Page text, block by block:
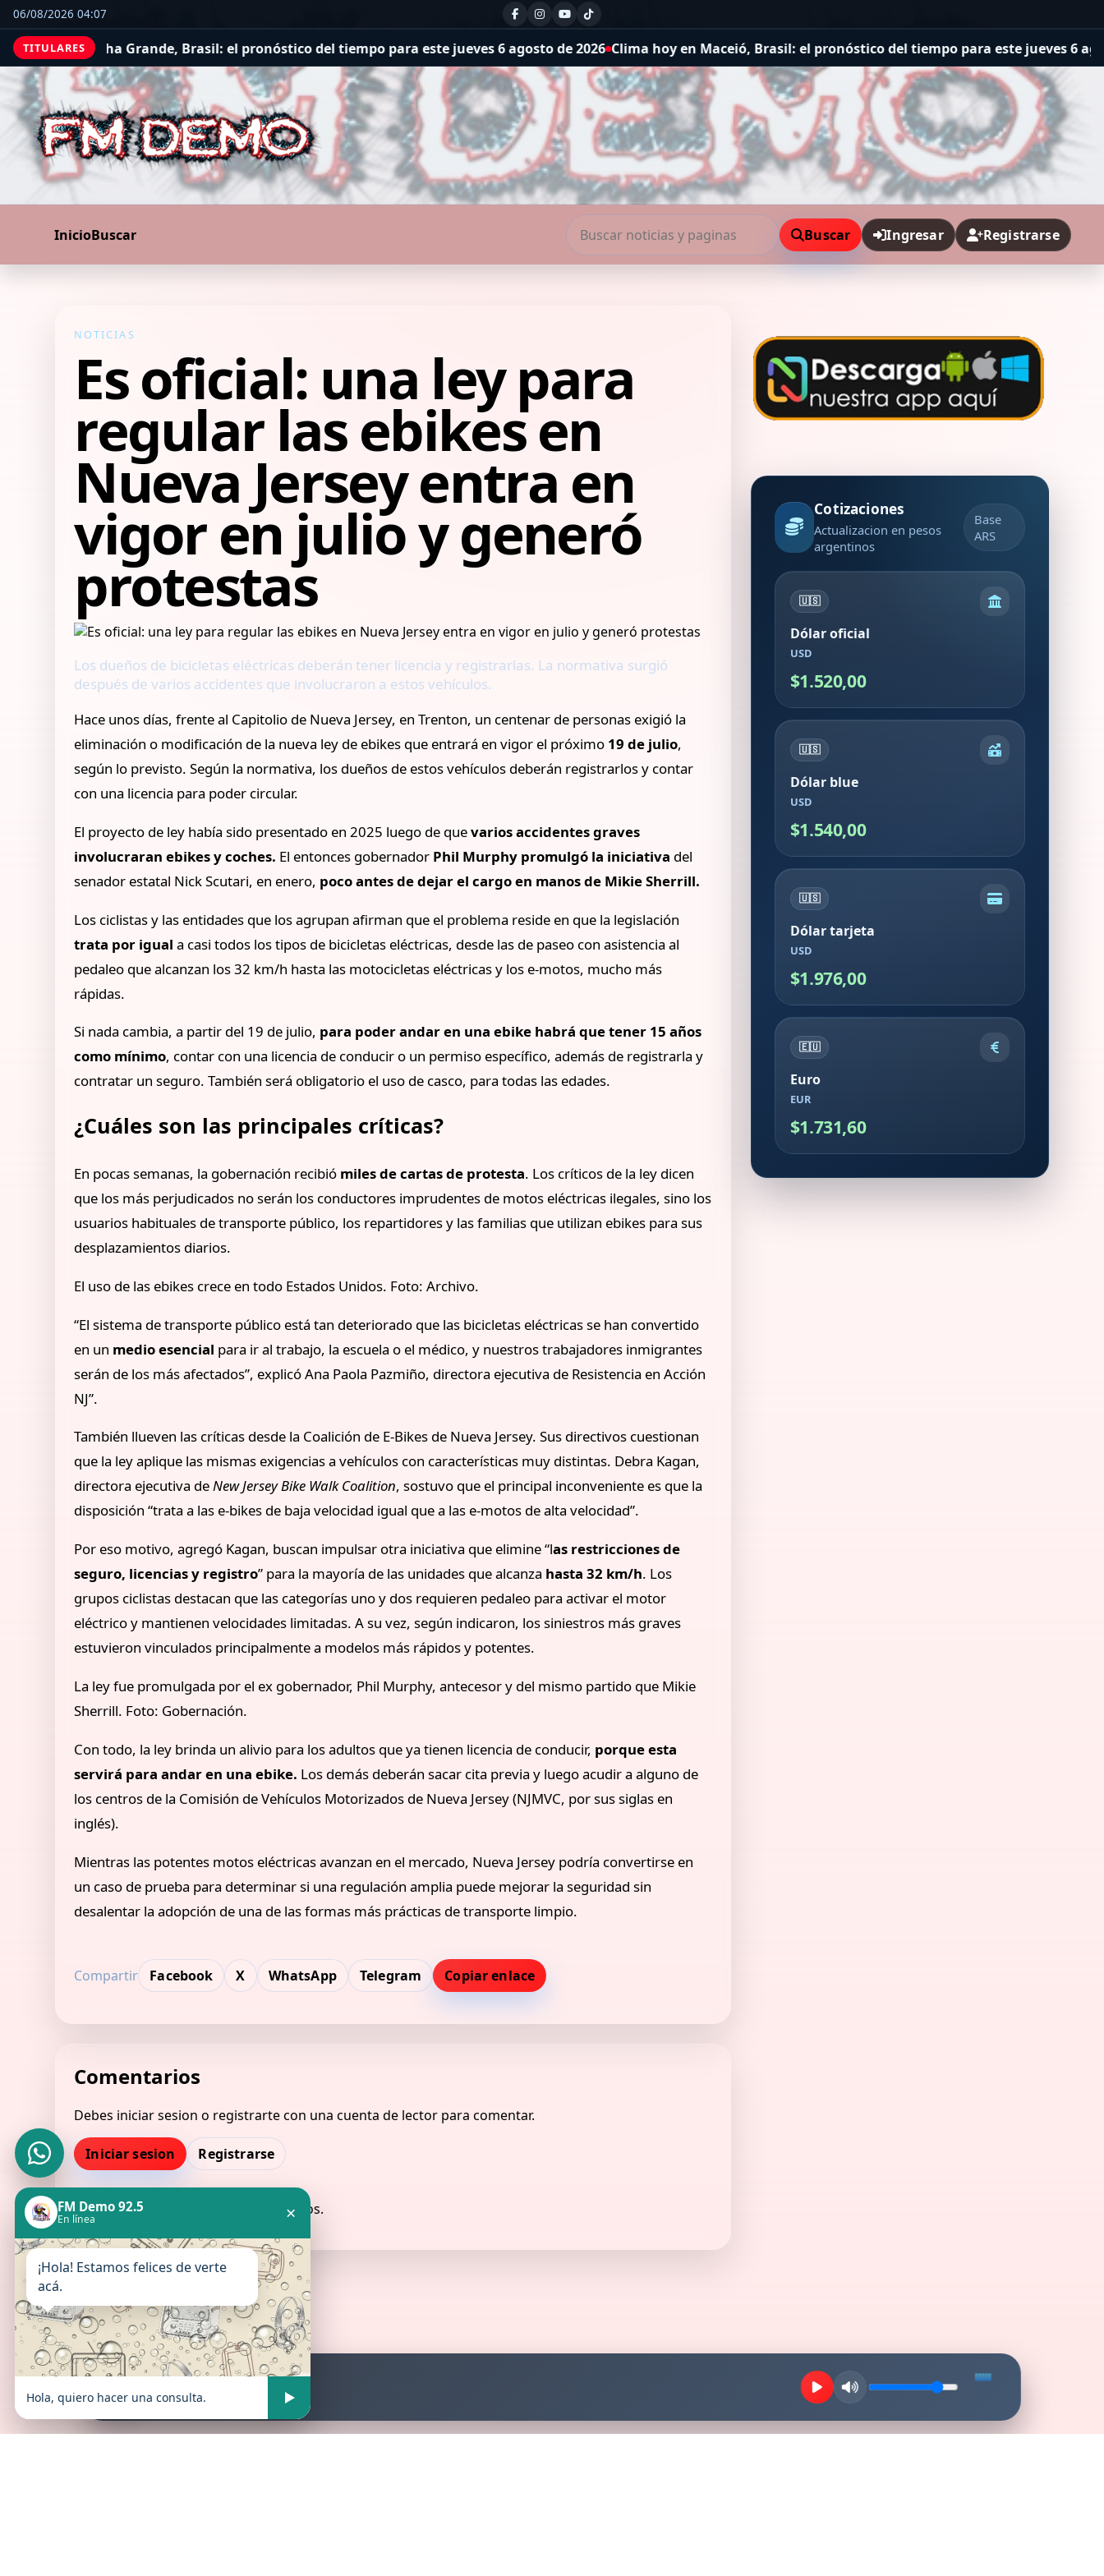
06/08/2026 04:07
TITULARES
Grande, Brasil: el pronóstico del tiempo para este jueves 6 agosto de 2026 Clima hoy en Maceió, Brasil: el pronóstico del tiempo para este jueves 6 agosto de 2026
InicioBuscar Buscar Ingresar Registrarse
NOTICIAS
Es oficial: una ley para
regular las ebikes en
Nueva Jersey entra en
vigor en julio y generó
protestas
Los dueños de bicicletas eléctricas deberán tener licencia y registrarlas. La normativa surgió
después de varios accidentes que involucraron a estos vehículos.
Hace unos días, frente al Capitolio de Nueva Jersey, en Trenton, un centenar de personas exigió la
eliminación o modificación de la nueva ley de ebikes que entrará en vigor el próximo 19 de julio,
según lo previsto. Según la normativa, los dueños de estos vehículos deberán registrarlos y contar
con una licencia para poder circular.
El proyecto de ley había sido presentado en 2025 luego de quevarios accidentes graves
involucraran ebikes y coches. El entonces gobernador Phil Murphy promulgó la iniciativa del
senador estatal Nick Scutari, en enero, poco antes de dejar el cargo en manos de Mikie Sherrill.
Los ciclistas y las entidades que los agrupan afirman que el problema reside en que la legislación
trata por igual a casi todos los tipos de bicicletas eléctricas, desde las de paseo con asistencia al
pedaleo que alcanzan los 32 km/h hasta las motocicletas eléctricas y los e-motos, mucho más
rápidas.
Si nada cambia, a partir del 19 de julio, para poder andar en una ebike habrá que tener 15 años
como mínimo, contar con una licencia de conducir o un permiso específico, además de registrarla y
contratar un seguro. También será obligatorio el uso de casco, para todas las edades.
¿Cuáles son las principales críticas?
En pocas semanas, la gobernación recibió miles de cartas de protesta. Los críticos de la ley dicen
que los más perjudicados no serán los conductores imprudentes de motos eléctricas ilegales, sino los
usuarios habituales de transporte público, los repartidores y las familias que utilizan ebikes para sus
desplazamientos diarios.
El uso de las ebikes crece en todo Estados Unidos. Foto: Archivo.
“El sistema de transporte público está tan deteriorado que las bicicletas eléctricas se han convertido
en un medio esencial para ir al trabajo, la escuela o el médico, y nuestros trabajadores inmigrantes
serán de los más afectados”, explicó Ana Paola Pazmiño, directora ejecutiva de Resistencia en Acción
NJ”.
También llueven las críticas desde la Coalición de E-Bikes de Nueva Jersey. Sus directivos cuestionan
que la ley aplique las mismas exigencias a vehículos con características muy distintas. Debra Kagan,
directora ejecutiva deNew Jersey Bike Walk Coalition, sostuvo que el principal inconveniente es que la
disposición “trata a las e-bikes de baja velocidad igual que a las e-motos de alta velocidad”.
Por eso motivo, agregó Kagan, buscan impulsar otra iniciativa que elimine “las restricciones de
seguro, licencias y registro” para la mayoría de las unidades que alcanza hasta 32 km/h. Los
grupos ciclistas destacan que las categorías uno y dos requieren pedaleo para activar el motor
eléctrico y mantienen velocidades limitadas. A su vez, según indicaron, los siniestros más graves
estuvieron vinculados principalmente a modelos más rápidos y potentes.
La ley fue promulgada por el ex gobernador, Phil Murphy, antecesor y del mismo partido que Mikie
Sherrill. Foto: Gobernación.
Con todo, la ley brinda un alivio para los adultos que ya tienen licencia de conducir, porque esta
servirá para andar en una ebike. Los demás deberán sacar cita previa y luego acudir a alguno de
los centros de la Comisión de Vehículos Motorizados de Nueva Jersey (NJMVC, por sus siglas en
inglés).
Mientras las potentes motos eléctricas avanzan en el mercado, Nueva Jersey podría convertirse en
un caso de prueba para determinar si una regulación amplia puede mejorar la seguridad sin
desalentar la adopción de una de las formas más prácticas de transporte limpio.
Compartir Facebook X WhatsApp Telegram Copiar enlace
Comentarios
Debes iniciar sesion o registrarte con una cuenta de lector para comentar.
Iniciar sesion Registrarse
Todavia no hay comentarios aprobados.
Cotizaciones
Actualizacion en pesos
argentinos
Base
ARS
🇺🇸
Dólar oficial
USD
$1.520,00
🇺🇸
Dólar blue
USD
$1.540,00
🇺🇸
Dólar tarjeta
USD
$1.976,00
🇪🇺
Euro
EUR
$1.731,60
FM Demo 92.5
En vivo
FM Demo 92.5
En línea ×
¡Hola! Estamos felices de verte
acá.